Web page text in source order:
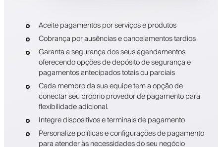
Aceite pagamentos por serviços e produtos
Cobrança por ausências e cancelamentos tardios
Garanta a segurança dos seus agendamentos
oferecendo opções de depósito de segurança e
pagamentos antecipados totais ou parciais
Cada membro da sua equipe tem a opção de
conectar seu próprio provedor de pagamento para
flexibilidade adicional.
Integre dispositivos e terminais de pagamento
Personalize políticas e configurações de pagamento
para atender às necessidades do seu negócio